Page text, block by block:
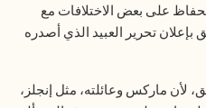
على بعض الاختلافات مع
بإعلان تحرير العبيد الذي أصدره
لأن ماركس وعائلته، مثل إنجلز،